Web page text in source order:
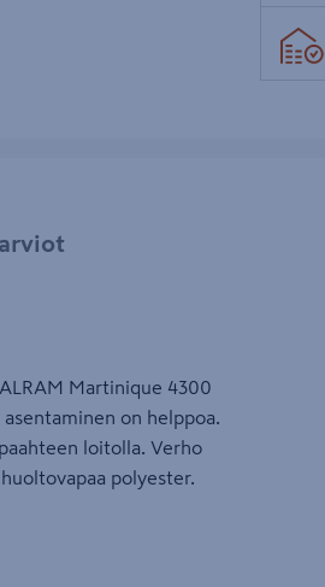
Martinique 4300
on helppoa.
loitolla. Verho
polyester.